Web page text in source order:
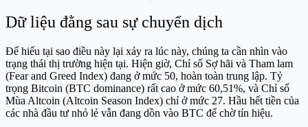
Dữ liệu đằng sau sự chuyển dịch
Để hiểu tại sao điều này lại xảy ra lúc này, chúng ta cần nhìn vào
trạng thái thị trường hiện tại. Hiện giờ, Chỉ số Sợ hãi và Tham lam
(Fear and Greed Index) đang ở mức 50, hoàn toàn trung lập. Tỷ
trọng Bitcoin (BTC dominance) rất cao ở mức 60,51%, và Chỉ số
Mùa Altcoin (Altcoin Season Index) chỉ ở mức 27. Hầu hết tiền của
các nhà đầu tư nhỏ lẻ vẫn đang dồn vào BTC để chờ tín hiệu.